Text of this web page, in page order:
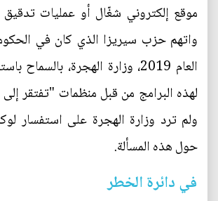
موقع إلكتروني شغّال أو عمليات
واتهم حزب سيريزا الذي كان في
العام 2019، وزارة الهجرة،
لهذه البرامج من قبل منظمات "تفتقر إلى
ولم ترد وزارة الهجرة على استفسار
حول هذه المسألة.
في دائرة الخطر